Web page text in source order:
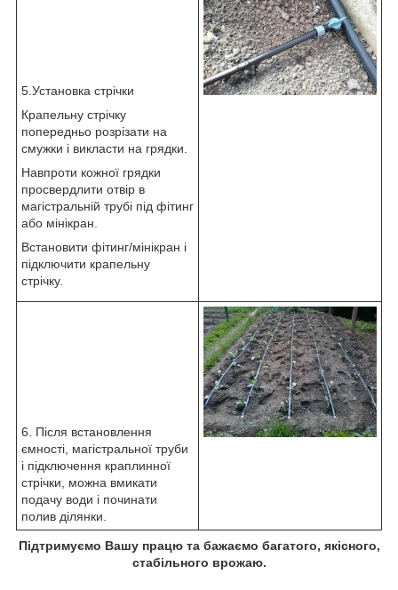
5.Установка стрічки
Крапельну стрічку
попередньо розрізати на
смужки і викласти на грядки.
Навпроти кожної грядки
просвердлити отвір в
магістральній трубі під фітинг
або мінікран.
Встановити фітинг/мінікран і
підключити крапельну
стрічку.
6. Після встановлення
ємності, магістральної труби
і підключення краплинної
стрічки, можна вмикати
подачу води і починати
полив ділянки.
Підтримуємо Вашу працю та бажаємо багатого, якісного,
стабільного врожаю.